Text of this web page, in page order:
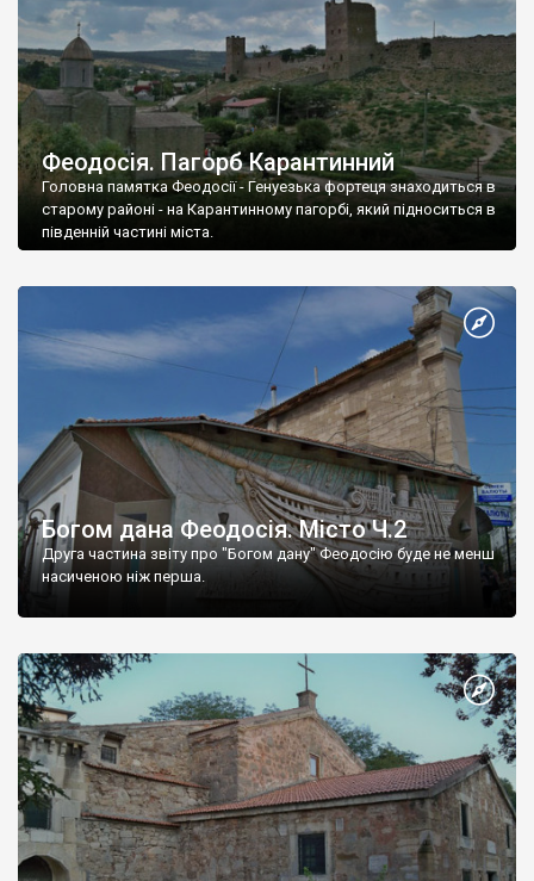
Феодосія. Пагорб Карантинний
Головна памятка Феодосії - Генуезька фортеця знаходиться в
старому районі - на Карантинному пагорбі, який підноситься в
південній частині міста.
Богом дана Феодосія. Місто Ч.2
Друга частина звіту про "Богом дану" Феодосію буде не менш
насиченою ніж перша.